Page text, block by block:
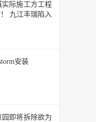
际施工方工程
九江丰瑞陷入
安装
即将拆除欲为